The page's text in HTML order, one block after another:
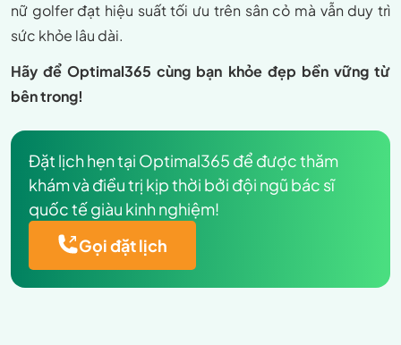
nữ golfer đạt hiệu suất tối ưu trên sân cỏ mà vẫn duy trì
sức khỏe lâu dài.
Hãy để Optimal365 cùng bạn khỏe đẹp bền vững từ
bên trong!
Đặt lịch hẹn tại Optimal365 để được thăm
khám và điều trị kịp thời bởi đội ngũ bác sĩ
quốc tế giàu kinh nghiệm!
Gọi đặt lịch